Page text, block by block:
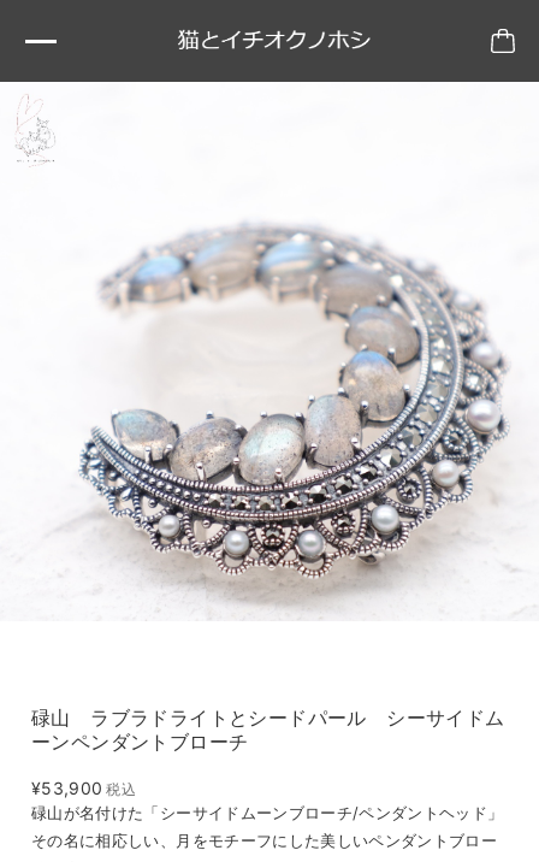
碌山 ラブラドライトとシードパール シーサイドム
ーンペンダントブローチ
¥53,900 税込
碌山が名付けた「シーサイドムーンブローチ/ペンダントヘッド」
その名に相応しい、月をモチーフにした美しいペンダントブロー